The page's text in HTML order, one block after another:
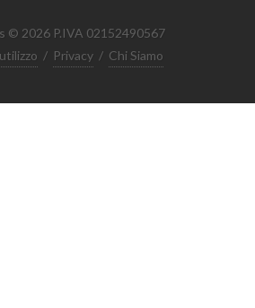
© 2026 P.IVA 02152490567
/ Privacy / Chi Siamo